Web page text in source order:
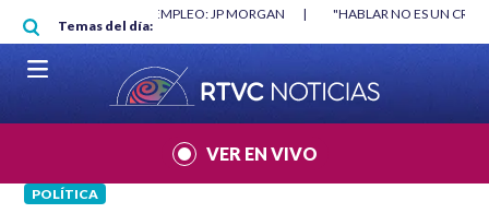
Pasar al contenido principal
Temas del día:
MÍNIMO NO DESTRUYÓ EMPLEO: JP MORGAN |
"HABLAR NO ES UN
MUNDIAL 2026
|
VER EN VIVO
POLÍTICA